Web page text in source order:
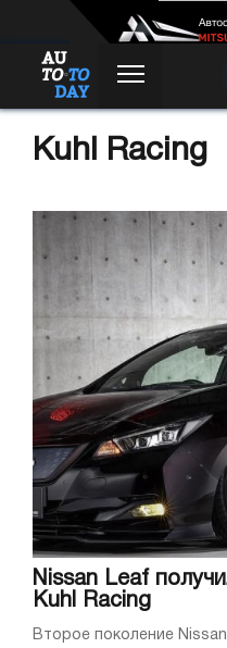
Kuhl Racing
Nissan Leaf
Kuhl Racing
Второе поколение